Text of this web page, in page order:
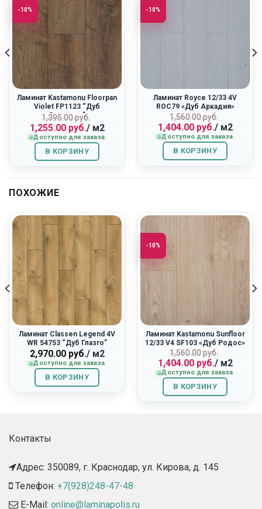
-10%
Ламинат Kastamonu Floorpan
Violet FP1123 “Дуб
Вояджер”
1,395.00руб.
Первоначальная
цена
составляла
1,395.00
руб..
1,255.00руб.
Текущая
цена:
1,255.00
руб..
/ м2
Доступно для заказа
В КОРЗИНУ
-10%
Ламинат Royce 12/33 4V
ROC79 «Дуб Аркадия»
1,560.00руб.
цена
составляла
1,560.00
руб..
1,404.00руб.
Текущая
цена:
1,404.00
руб..
/ м2
Доступно для заказа
В КОРЗИНУ
ПОХОЖИЕ
Ламинат Classen Legend 4V
WR 54753 “Дуб Глазго”
2,970.00руб./ м2
Доступно для заказа
В КОРЗИНУ
-10%
Ламинат Kastamonu Sunfloor
12/33 V4 SF103 «Дуб Родос»
1,560.00руб.
цена
составляла
1,560.00
руб..
1,404.00руб.
Текущая
цена:
1,404.00
руб..
/ м2
Доступно для заказа
В КОРЗИНУ
Контакты
Адрес: 350089, г. Краснодар, ул. Кирова, д. 145​
Телефон: +7(928)248-47-48
E-Mail: online@laminapolis.ru